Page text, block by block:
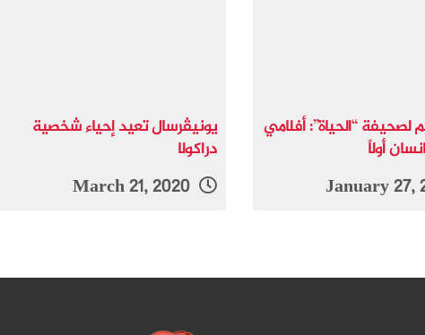
لصحيفة “الحياة”: أفلامي
أولاً
يونيڤرسال تعيد إحياء شخصية
دراكولا